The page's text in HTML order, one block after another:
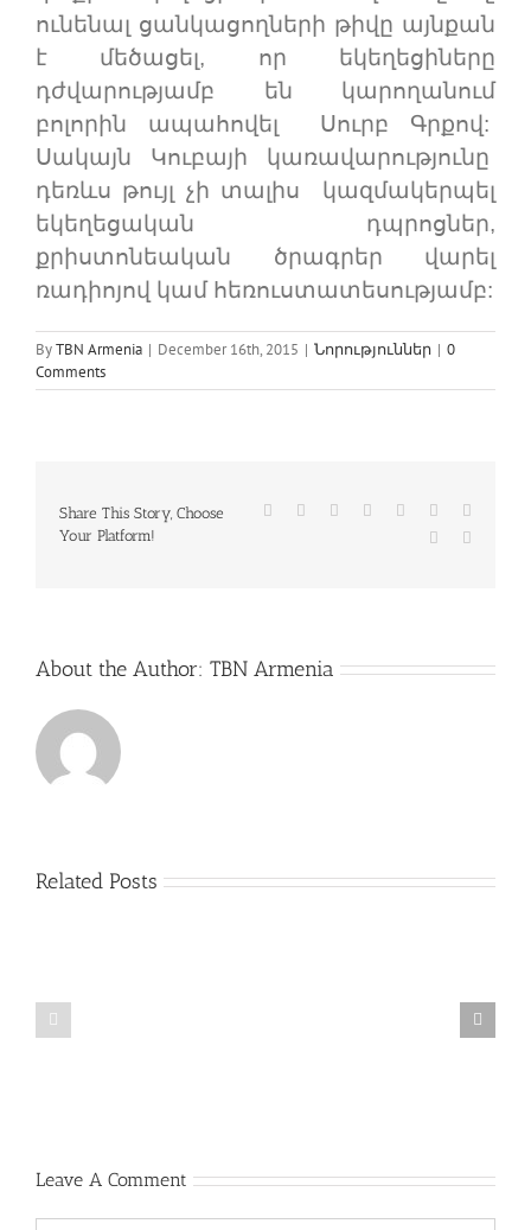
ունենալ ցանկացողների թիվը այնքան
է մեծացել, որ եկեղեցիները
դժվարությամբ են կարողանում
բոլորին ապահովել Սուրբ Գրքով:
Սակայն Կուբայի կառավարությունը
դեռևս թույլ չի տալիս կազմակերպել
եկեղեցական դպրոցներ,
քրիստոնեական ծրագրեր վարել
ռադիոյով կամ հեռուստատեսությամբ:
ByTBN Armenia | December 16th, 2015 | Նորություններ | 0
Comments
Share This Story, Choose
Your Platform!
Facebook
Twitter Reddit LinkedInWhatsApp
Tumblr
About the Author: TBN Armenia
Related Posts
Leave A Comment